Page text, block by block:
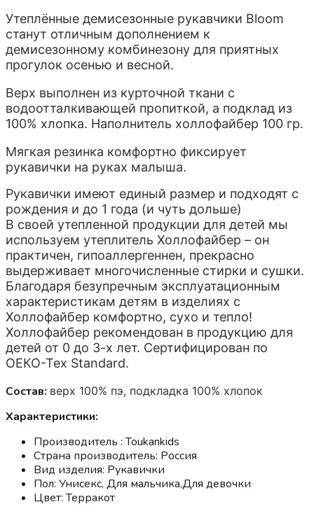
Утеплённые демисезонные рукавчики Bloom
станут отличным дополнением к
демисезонному комбинезону для приятных
прогулок осенью и весной.
Верх выполнен из курточной ткани с
водоотталкивающей пропиткой, а подклад из
100% хлопка. Наполнитель холлофайбер 100 гр.
Мягкая резинка комфортно фиксирует
рукавички на руках малыша.
Рукавички имеют единый размер и подходят с
рождения и до 1 года (и чуть дольше)
В своей утепленной продукции для детей мы
используем утеплитель Холлофайбер – он
практичен, гипоаллергеннен, прекрасно
выдерживает многочисленные стирки и сушки.
Благодаря безупречным эксплуатационным
характеристикам детям в изделиях с
Холлофайбер комфортно, сухо и тепло!
Холлофайбер рекомендован в продукцию для
детей от 0 до 3-х лет. Сертифицирован по
ОЕКО-Тех Standard.
Состав: верх 100% пэ, подкладка 100% хлопок
Характеристики:
Производитель : Toukankids
Страна производитель: Россия
Вид изделия: Рукавички
Пол: Унисекс, Для мальчика,Для девочки
Цвет: Терракот